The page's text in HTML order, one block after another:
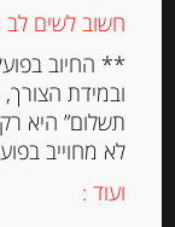
חשוב לשים לב
** החיוב
ובמידת
תשלום” היא
לא מחוייב
ועוד :